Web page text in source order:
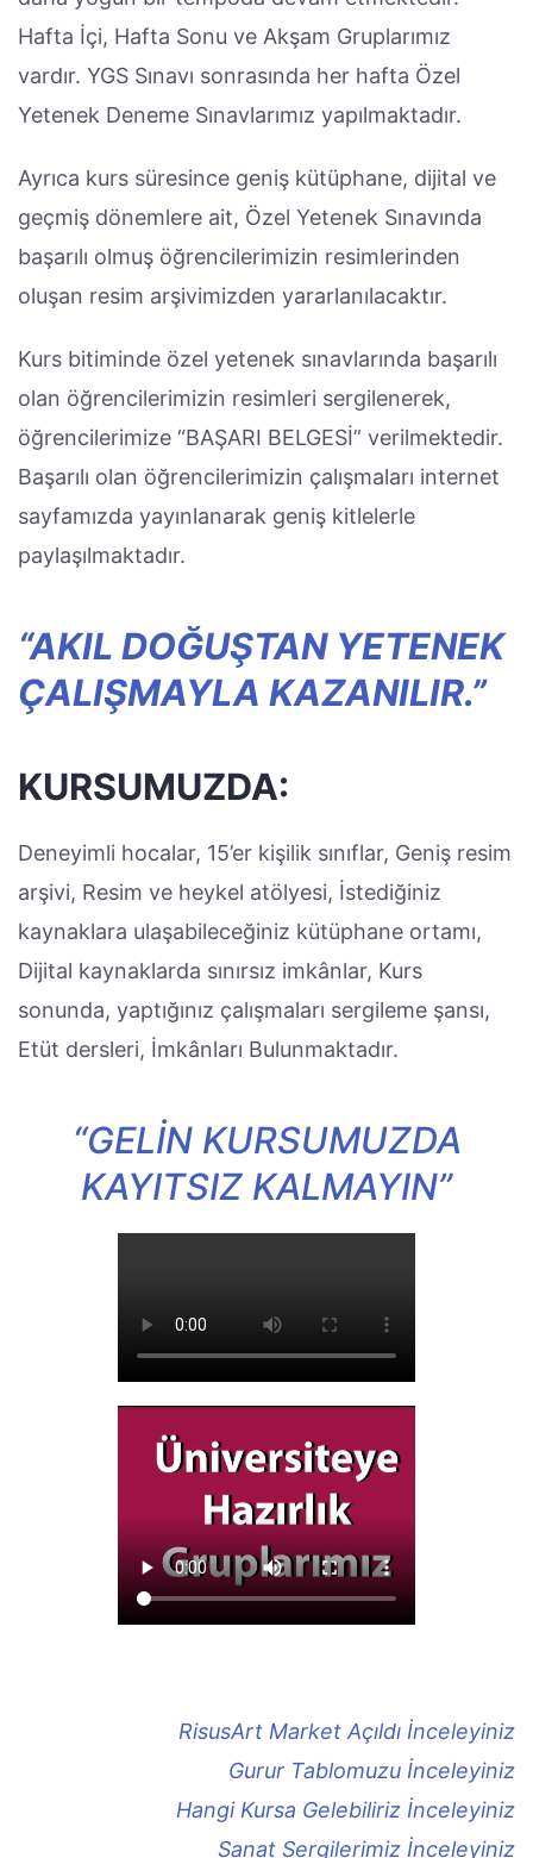
Hafta İçi, Hafta Sonu ve Akşam Gruplarımız
vardır. YGS Sınavı sonrasında her hafta Özel
Yetenek Deneme Sınavlarımız yapılmaktadır.
Ayrıca kurs süresince geniş kütüphane, dijital ve
geçmiş dönemlere ait, Özel Yetenek Sınavında
başarılı olmuş öğrencilerimizin resimlerinden
oluşan resim arşivimizden yararlanılacaktır.
Kurs bitiminde özel yetenek sınavlarında başarılı
olan öğrencilerimizin resimleri sergilenerek,
öğrencilerimize “BAŞARI BELGESİ” verilmektedir.
Başarılı olan öğrencilerimizin çalışmaları internet
sayfamızda yayınlanarak geniş kitlelerle
paylaşılmaktadır.
“AKIL DOĞUŞTAN YETENEK
ÇALIŞMAYLA KAZANILIR.”
KURSUMUZDA:
Deneyimli hocalar, 15’er kişilik sınıflar, Geniş resim
arşivi, Resim ve heykel atölyesi, İstediğiniz
kaynaklara ulaşabileceğiniz kütüphane ortamı,
Dijital kaynaklarda sınırsız imkânlar, Kurs
sonunda, yaptığınız çalışmaları sergileme şansı,
Etüt dersleri, İmkânları Bulunmaktadır.
“GELIN KURSUMUZDA
KAYITSIZ KALMAYIN”
RisusArt Market Açıldı İnceleyiniz
Gurur Tablomuzu İnceleyiniz
Hangi Kursa Gelebiliriz İnceleyiniz
Sanat Sergilerimiz İnceleyiniz